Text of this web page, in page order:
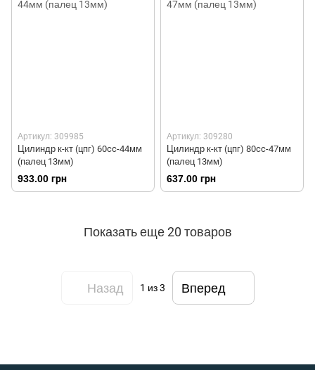
Артикул: 309985
Цилиндр к-кт (цпг) 60cc-44мм
(палец 13мм)
933.00 грн
Артикул: 309280
Цилиндр к-кт (цпг) 80cc-47мм
(палец 13мм)
637.00 грн
Показать еще 20 товаров
Назад 1 из 3 Вперед